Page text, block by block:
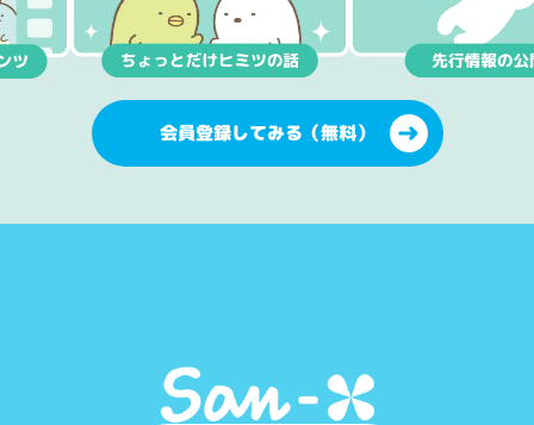
会員登録してみる（無料）